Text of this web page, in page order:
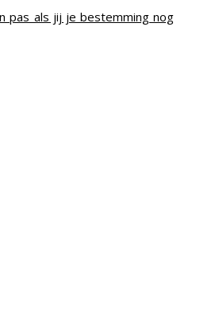
pas als jij je bestemming nog